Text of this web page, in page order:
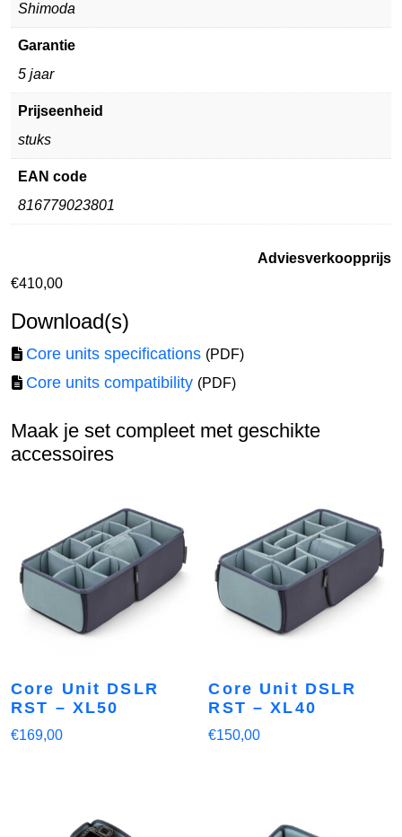
Shimoda
Garantie
5 jaar
Prijseenheid
stuks
EAN code
816779023801
Adviesverkoopprijs
€410,00
Download(s)
Core units specifications (PDF)
Core units compatibility (PDF)
Maak je set compleet met geschikte
accessoires
Core Unit DSLR
RST – XL50
€169,00
Core Unit DSLR
RST – XL40
€150,00